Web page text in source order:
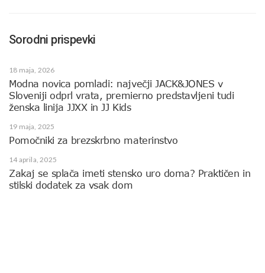
Sorodni prispevki
18 maja, 2026
Modna novica pomladi: največji JACK&JONES v
Sloveniji odprl vrata, premierno predstavljeni tudi
ženska linija JJXX in JJ Kids
19 maja, 2025
Pomočniki za brezskrbno materinstvo
14 aprila, 2025
Zakaj se splača imeti stensko uro doma? Praktičen in
stilski dodatek za vsak dom